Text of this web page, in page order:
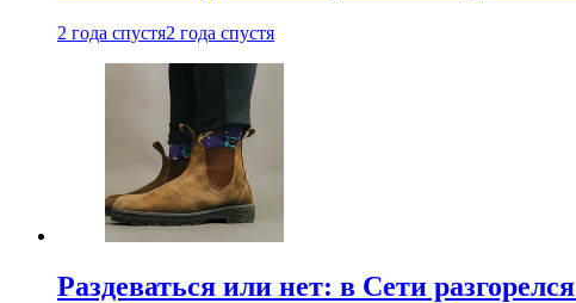
2 года спустя2 года спустя
Раздеваться или нет: в Сети